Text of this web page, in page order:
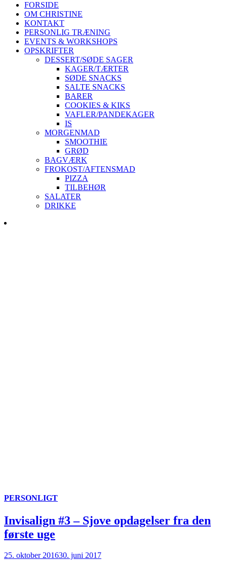
FORSIDE
OM CHRISTINE
KONTAKT
PERSONLIG TRÆNING
EVENTS & WORKSHOPS
OPSKRIFTER
DESSERT/SØDE SAGER
KAGER/TÆRTER
SØDE SNACKS
SALTE SNACKS
BARER
COOKIES & KIKS
VAFLER/PANDEKAGER
IS
MORGENMAD
SMOOTHIE
GRØD
BAGVÆRK
FROKOST/AFTENSMAD
PIZZA
TILBEHØR
SALATER
DRIKKE
Skip
PERSONLIGT
Invisalign #3 – Sjove opdagelser fra den
første uge
25. oktober 201630. juni 2017